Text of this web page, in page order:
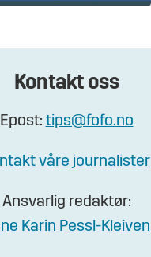
Kontakt oss
Epost: tips@fofo.no
våre journalister
Ansvarlig redaktør:
Karin Pessl-Kleiven